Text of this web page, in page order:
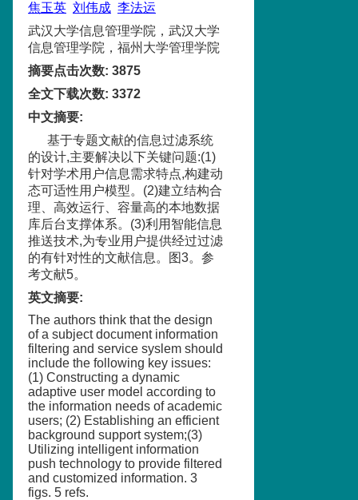
焦玉英 刘伟成 李法运
武汉大学信息管理学院，武汉大学
信息管理学院，福州大学管理学院
摘要点击次数: 3875
全文下载次数: 3372
中文摘要:
基于专题文献的信息过滤系统
的设计,主要解决以下关键问题:(1)
针对学术用户信息需求特点,构建动
态可适性用户模型。(2)建立结构合
理、高效运行、容量高的本地数据
库后台支撑体系。(3)利用智能信息
推送技术,为专业用户提供经过过滤
的有针对性的文献信息。图3。参
考文献5。
英文摘要:
The authors think that the design
of a subject document information
filtering and service syslem should
include the following key issues:
(1) Constructing a dynamic
adaptive user model according to
the information needs of academic
users; (2) Establishing an efficient
background support system;(3)
Utilizing intelligent information
push technology to provide filtered
and customized information. 3
figs. 5 refs.